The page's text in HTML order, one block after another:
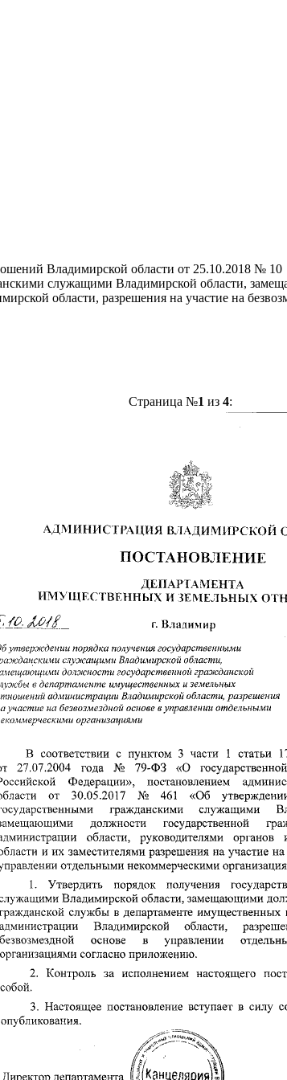
Владимирской области от 25.10.2018 № 10
служащими Владимирской области,
области, разрешения на участие на
Страница №1 из 4: